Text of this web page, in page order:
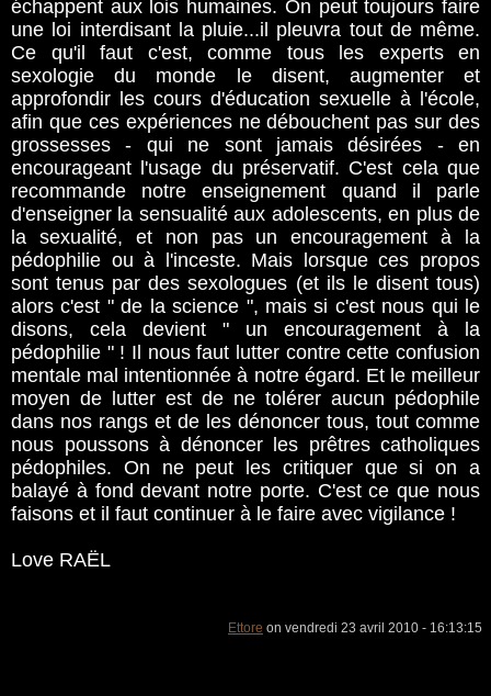
échappent aux lois humaines. On peut toujours faire
une loi interdisant la pluie...il pleuvra tout de même.
Ce qu'il faut c'est, comme tous les experts en
sexologie du monde le disent, augmenter et
approfondir les cours d'éducation sexuelle à l'école,
afin que ces expériences ne débouchent pas sur des
grossesses - qui ne sont jamais désirées - en
encourageant l'usage du préservatif. C'est cela que
recommande notre enseignement quand il parle
d'enseigner la sensualité aux adolescents, en plus de
la sexualité, et non pas un encouragement à la
pédophilie ou à l'inceste. Mais lorsque ces propos
sont tenus par des sexologues (et ils le disent tous)
alors c'est " de la science ", mais si c'est nous qui le
disons, cela devient " un encouragement à la
pédophilie " ! Il nous faut lutter contre cette confusion
mentale mal intentionnée à notre égard. Et le meilleur
moyen de lutter est de ne tolérer aucun pédophile
dans nos rangs et de les dénoncer tous, tout comme
nous poussons à dénoncer les prêtres catholiques
pédophiles. On ne peut les critiquer que si on a
balayé à fond devant notre porte. C'est ce que nous
faisons et il faut continuer à le faire avec vigilance !
Love RAËL
Ettore on vendredi 23 avril 2010 - 16:13:15